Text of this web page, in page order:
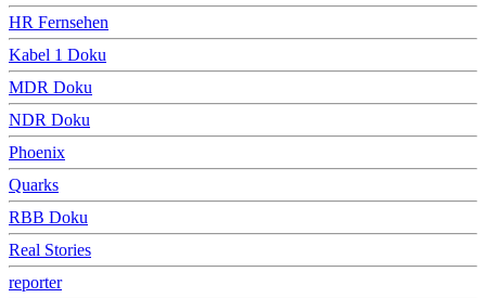
HR Fernsehen
Kabel 1 Doku
MDR Doku
NDR Doku
Phoenix
Quarks
RBB Doku
Real Stories
reporter